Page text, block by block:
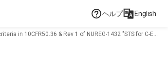
ヘルプ English
in 10CFR50.36 & Rev 1 of NUREG-1432 "STS for C-E